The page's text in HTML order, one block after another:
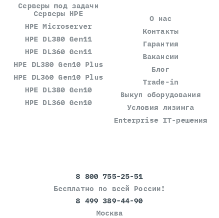
Серверы под задачи
Серверы HPE
HPE Microserver
HPE DL380 Gen11
HPE DL360 Gen11
HPE DL380 Gen10 Plus
HPE DL360 Gen10 Plus
HPE DL380 Gen10
HPE DL360 Gen10
О нас
Контакты
Гарантия
Вакансии
Блог
Trade-in
Выкуп оборудования
Условия лизинга
Enterprise IT-решения
8 800 755-25-51
Бесплатно по всей России!
8 499 389-44-90
Москва